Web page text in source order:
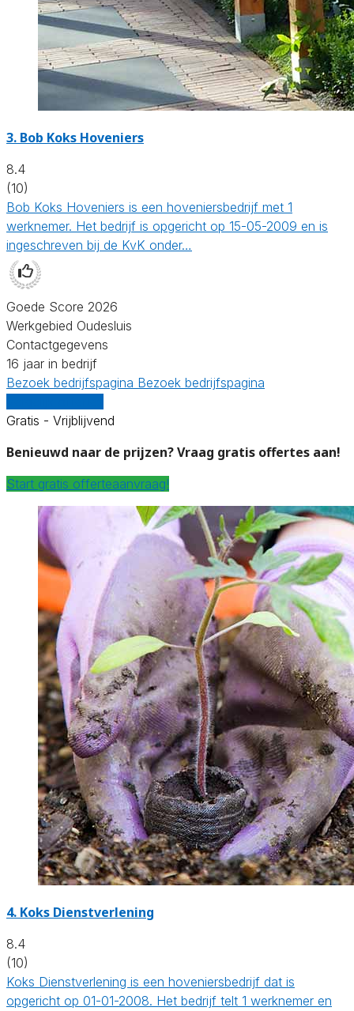
3. Bob Koks Hoveniers
8.4
(10)
Bob Koks Hoveniers is een hoveniersbedrijf met 1
werknemer. Het bedrijf is opgericht op 15-05-2009 en is
ingeschreven bij de KvK onder…
Goede Score 2026
Werkgebied Oudesluis
Contactgegevens
16 jaar in bedrijf
Bezoek bedrijfspagina Bezoek bedrijfspagina
Gratis - Vrijblijvend
Benieuwd naar de prijzen? Vraag gratis offertes aan!
Start gratis offerteaanvraag!
4. Koks Dienstverlening
8.4
(10)
Koks Dienstverlening is een hoveniersbedrijf dat is
opgericht op 01-01-2008. Het bedrijf telt 1 werknemer en